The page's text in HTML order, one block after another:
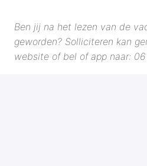
Ben jij na het lezen van de
geworden? Solliciteren kan
website of bel of app naar: